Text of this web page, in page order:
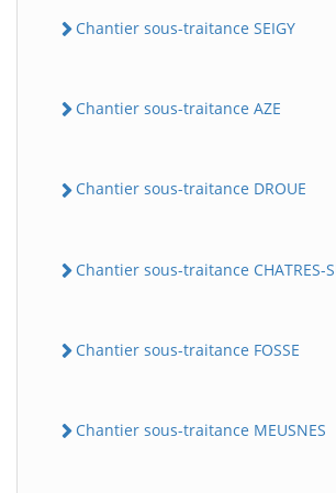
Chantier sous-traitance SEIGY
Chantier sous-traitance AZE
Chantier sous-traitance DROUE
Chantier sous-traitance CHATRES-
Chantier sous-traitance FOSSE
Chantier sous-traitance MEUSNES